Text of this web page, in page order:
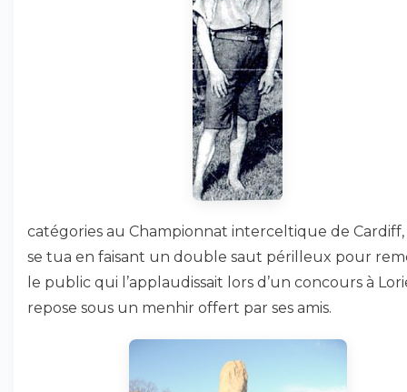
catégories au Championnat interceltique de Cardiff,
se tua en faisant un double saut périlleux pour
le public qui l’applaudissait lors d’un concours à
repose sous un menhir offert par ses amis.